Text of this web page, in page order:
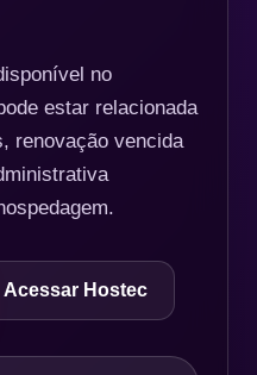
no
estar relacionada
renovação vencida
Acessar Hostec